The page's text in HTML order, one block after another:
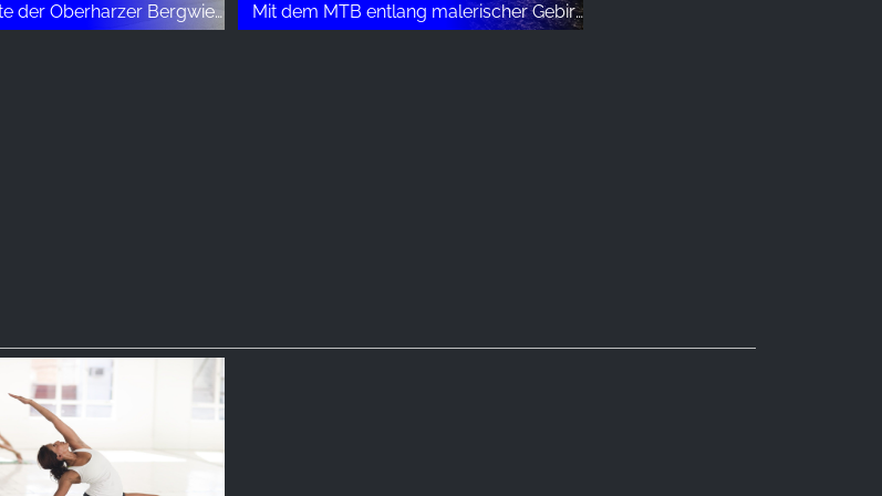
in der Nationalparkregion vorgetragen von Dr. Friedhart Knolle
Mit dem MTB entlang malerischer Gebirgsbäche